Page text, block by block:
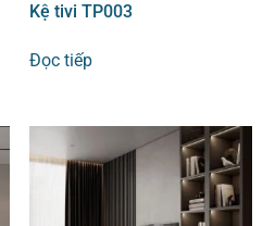
Kệ tivi TP003
Đọc tiếp